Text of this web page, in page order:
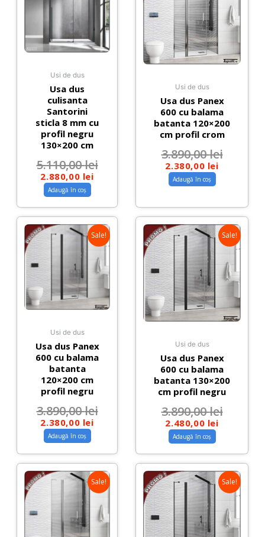
Usi de dus
Usa dus
culisanta
Santorini
sticla 8 mm cu
profil negru
130×200 cm
5.110,00lei
2.880,00 lei
Adaugă în coș
Usi de dus
Usa dus Panex
600 cu balama
batanta 120×200
cm profil crom
3.890,00lei
2.380,00 lei
Adaugă în coș
Sale!
Usi de dus
Usa dus Panex
600 cu balama
batanta
120×200 cm
profil negru
3.890,00lei
2.380,00 lei
Adaugă în coș
Sale!
Usi de dus
Usa dus Panex
600 cu balama
batanta 130×200
cm profil negru
3.890,00lei
2.480,00 lei
Adaugă în coș
Sale! Sale!